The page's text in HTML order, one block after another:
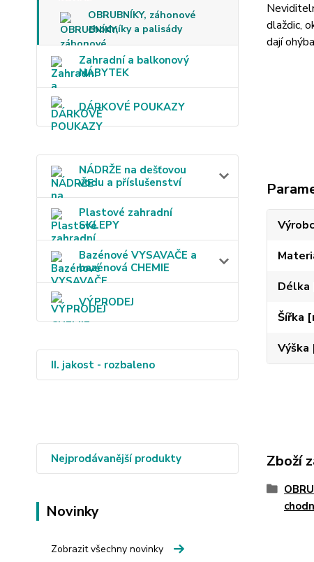
OBRUBNÍKY, záhonové
chodníky a palisády
Zahradní a balkonový
NÁBYTEK
DÁRKOVÉ POUKAZY
NÁDRŽE na dešťovou
vodu a příslušenství
Plastové zahradní
SKLEPY
Bazénové VYSAVAČE a
bazénová CHEMIE
VÝPRODEJ
II. jakost - rozbaleno
Nejprodávanější produkty
Novinky
Zobrazit všechny novinky
dlaždic,
dají
Délka
Šířka
Výška
Zboží